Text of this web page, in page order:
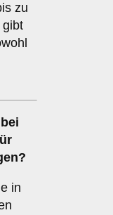
zu
gibt
in